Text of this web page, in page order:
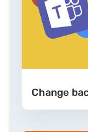
Change